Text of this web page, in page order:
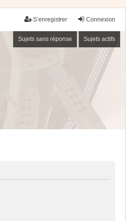
Connexion
S’enregistrer
Sujets sans réponse Sujets actifs